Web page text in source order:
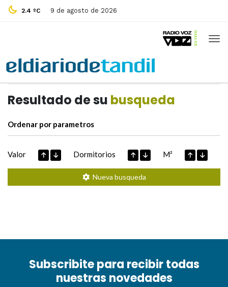
2.4 ºC 9 de agosto de 2026
Resultado de su busqueda
Ordenar por parametros
Valor Dormitorios M²
Nueva busqueda
Subscribite para recibir todas
nuestras novedades